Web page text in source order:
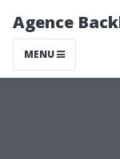
Agence
MENU